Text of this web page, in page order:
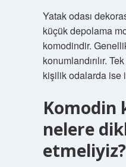
Yatak odası
küçük depolama
komodindir.
konumlandırılır.
kişilik odalarda ise
Komodin
nelere
etmeliyiz?